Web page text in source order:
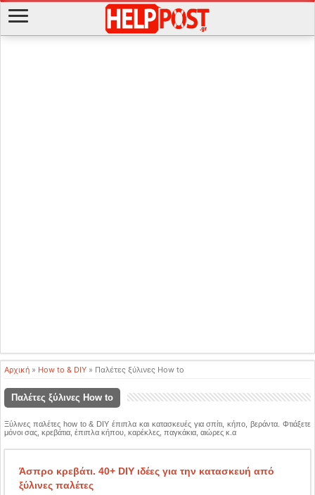
Αρχική » How to & DIY » Παλέτες ξύλινες How to
Παλέτες ξύλινες How to
Ξύλινες παλέτες how to & DIY έπιπλα και κατασκευές για σπίτι, κήπο, βεράντα. Φτιάξετε
μόνοι σας, κρεβάτια, έπιπλα κήπου, καρέκλες, παγκάκια, αιώρες κ.α
Άσπρο κρεβάτι. 40+ DIY ιδέες για την κατασκευή από
ξύλινες παλέτες